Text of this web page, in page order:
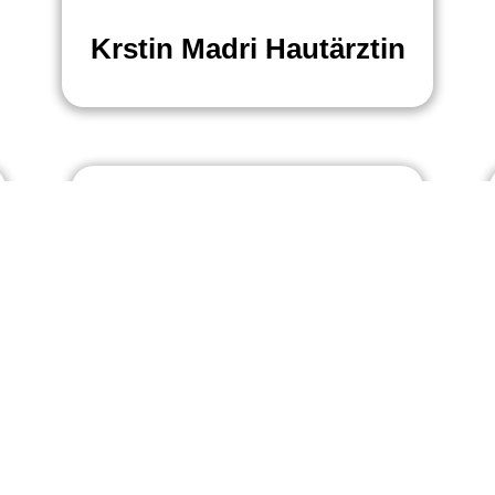
Krstin Madri Hautärztin